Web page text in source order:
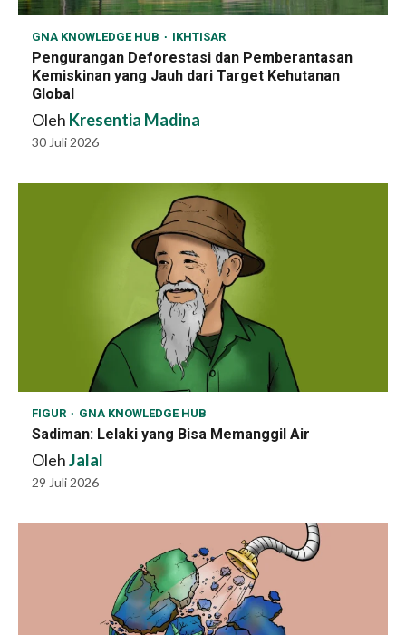
GNA KNOWLEDGE HUB IKHTISAR
Pengurangan Deforestasi dan Pemberantasan
Kemiskinan yang Jauh dari Target Kehutanan
Global
Oleh Kresentia Madina
30 Juli 2026
FIGUR GNA KNOWLEDGE HUB
Sadiman: Lelaki yang Bisa Memanggil Air
OlehJalal
29 Juli 2026